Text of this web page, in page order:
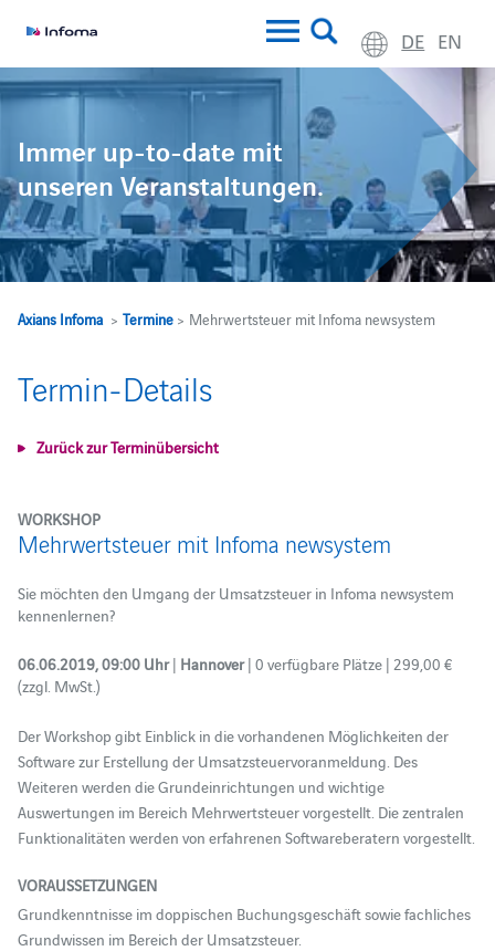
DE EN
Immer up-to-date mit
unseren Veranstaltungen.
Axians Infoma> Termine> Mehrwertsteuer mit Infoma newsystem
Termin-Details
Zurück zur Terminübersicht
WORKSHOP
Mehrwertsteuer mit Infoma newsystem
Sie möchten den Umgang der Umsatzsteuer in Infoma newsystem
kennenlernen?
06.06.2019, 09:00 Uhr| Hannover| 0 verfügbare Plätze | 299,00 €
(zzgl. MwSt.)
Der Workshop gibt Einblick in die vorhandenen Möglichkeiten der
Software zur Erstellung der Umsatzsteuervoranmeldung. Des
Weiteren werden die Grundeinrichtungen und wichtige
Auswertungen im Bereich Mehrwertsteuer vorgestellt. Die zentralen
Funktionalitäten werden von erfahrenen Softwareberatern vorgestellt.
VORAUSSETZUNGEN
Grundkenntnisse im doppischen Buchungsgeschäft sowie fachliches
Grundwissen im Bereich der Umsatzsteuer.